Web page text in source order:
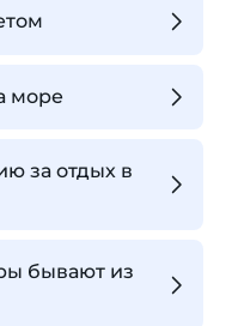
море
за отдых в
бывают из